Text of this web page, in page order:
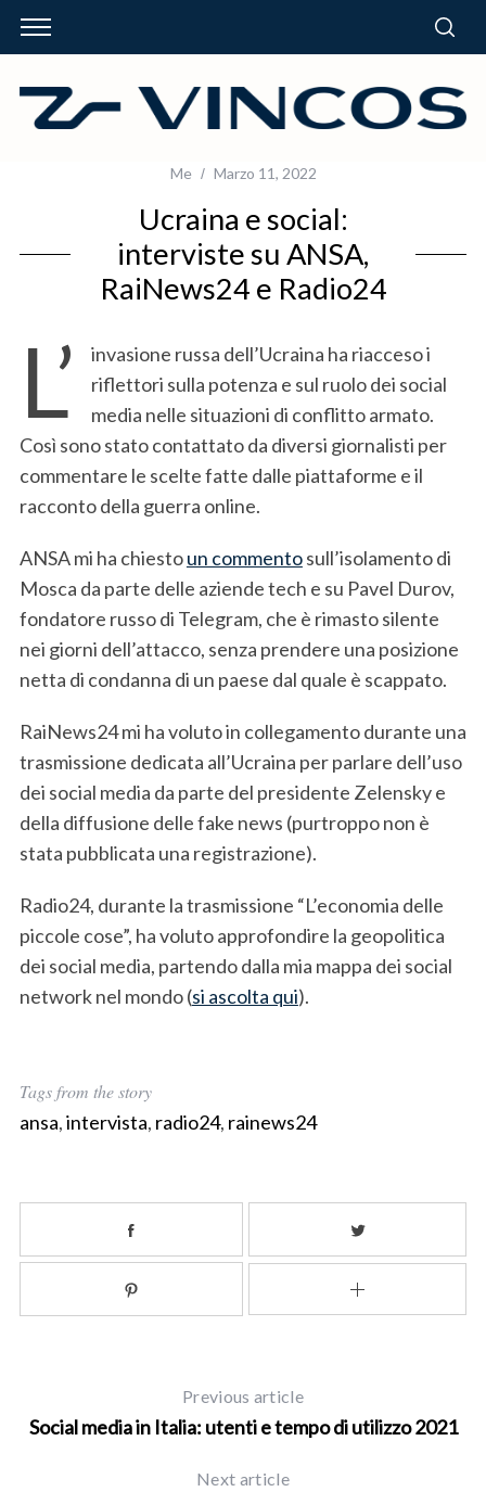
Me Marzo 11, 2022
Ucraina e social:
interviste su ANSA,
RaiNews24 e Radio24
L’
invasione russa dell’Ucraina ha riacceso i
riflettori sulla potenza e sul ruolo dei social
media nelle situazioni di conflitto armato.
Così sono stato contattato da diversi giornalisti per
commentare le scelte fatte dalle piattaforme e il
racconto della guerra online.
ANSA mi ha chiestoun commentosull’isolamento di
Mosca da parte delle aziende tech e su Pavel Durov,
fondatore russo di Telegram, che è rimasto silente
nei giorni dell’attacco, senza prendere una posizione
netta di condanna di un paese dal quale è scappato.
RaiNews24 mi ha voluto in collegamento durante una
trasmissione dedicata all’Ucraina per parlare dell’uso
dei social media da parte del presidente Zelensky e
della diffusione delle fake news (purtroppo non è
stata pubblicata una registrazione).
Radio24, durante la trasmissione “L’economia delle
piccole cose”, ha voluto approfondire la geopolitica
dei social media, partendo dalla mia mappa dei social
network nel mondo (si ascolta qui).
Tags from the story
ansa,intervista, radio24, rainews24
Previous article
Social media in Italia: utenti e tempo di utilizzo 2021
Next article
h